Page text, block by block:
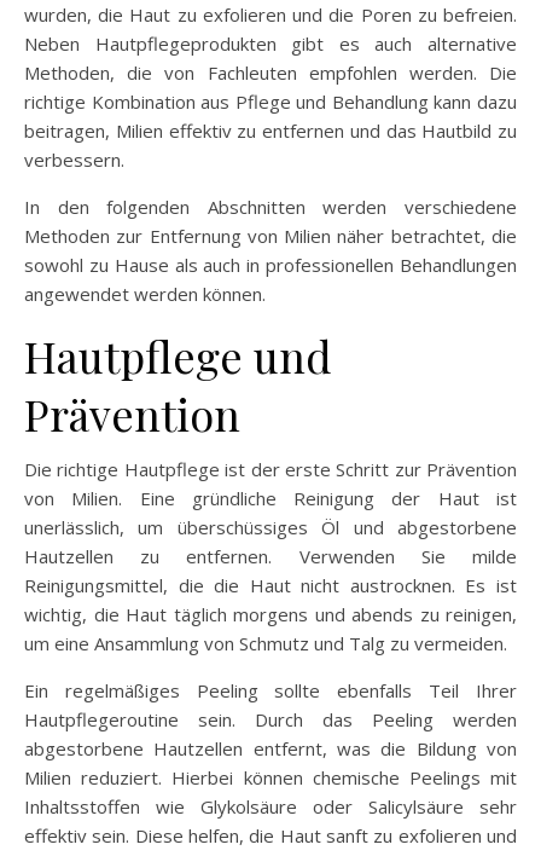
wurden, die Haut zu exfolieren und die Poren zu befreien.
Neben Hautpflegeprodukten gibt es auch alternative
Methoden, die von Fachleuten empfohlen werden. Die
richtige Kombination aus Pflege und Behandlung kann dazu
beitragen, Milien effektiv zu entfernen und das Hautbild zu
verbessern.
In den folgenden Abschnitten werden verschiedene
Methoden zur Entfernung von Milien näher betrachtet, die
sowohl zu Hause als auch in professionellen Behandlungen
angewendet werden können.
Hautpflege und
Prävention
Die richtige Hautpflege ist der erste Schritt zur Prävention
von Milien. Eine gründliche Reinigung der Haut ist
unerlässlich, um überschüssiges Öl und abgestorbene
Hautzellen zu entfernen. Verwenden Sie milde
Reinigungsmittel, die die Haut nicht austrocknen. Es ist
wichtig, die Haut täglich morgens und abends zu reinigen,
um eine Ansammlung von Schmutz und Talg zu vermeiden.
Ein regelmäßiges Peeling sollte ebenfalls Teil Ihrer
Hautpflegeroutine sein. Durch das Peeling werden
abgestorbene Hautzellen entfernt, was die Bildung von
Milien reduziert. Hierbei können chemische Peelings mit
Inhaltsstoffen wie Glykolsäure oder Salicylsäure sehr
effektiv sein. Diese helfen, die Haut sanft zu exfolieren und